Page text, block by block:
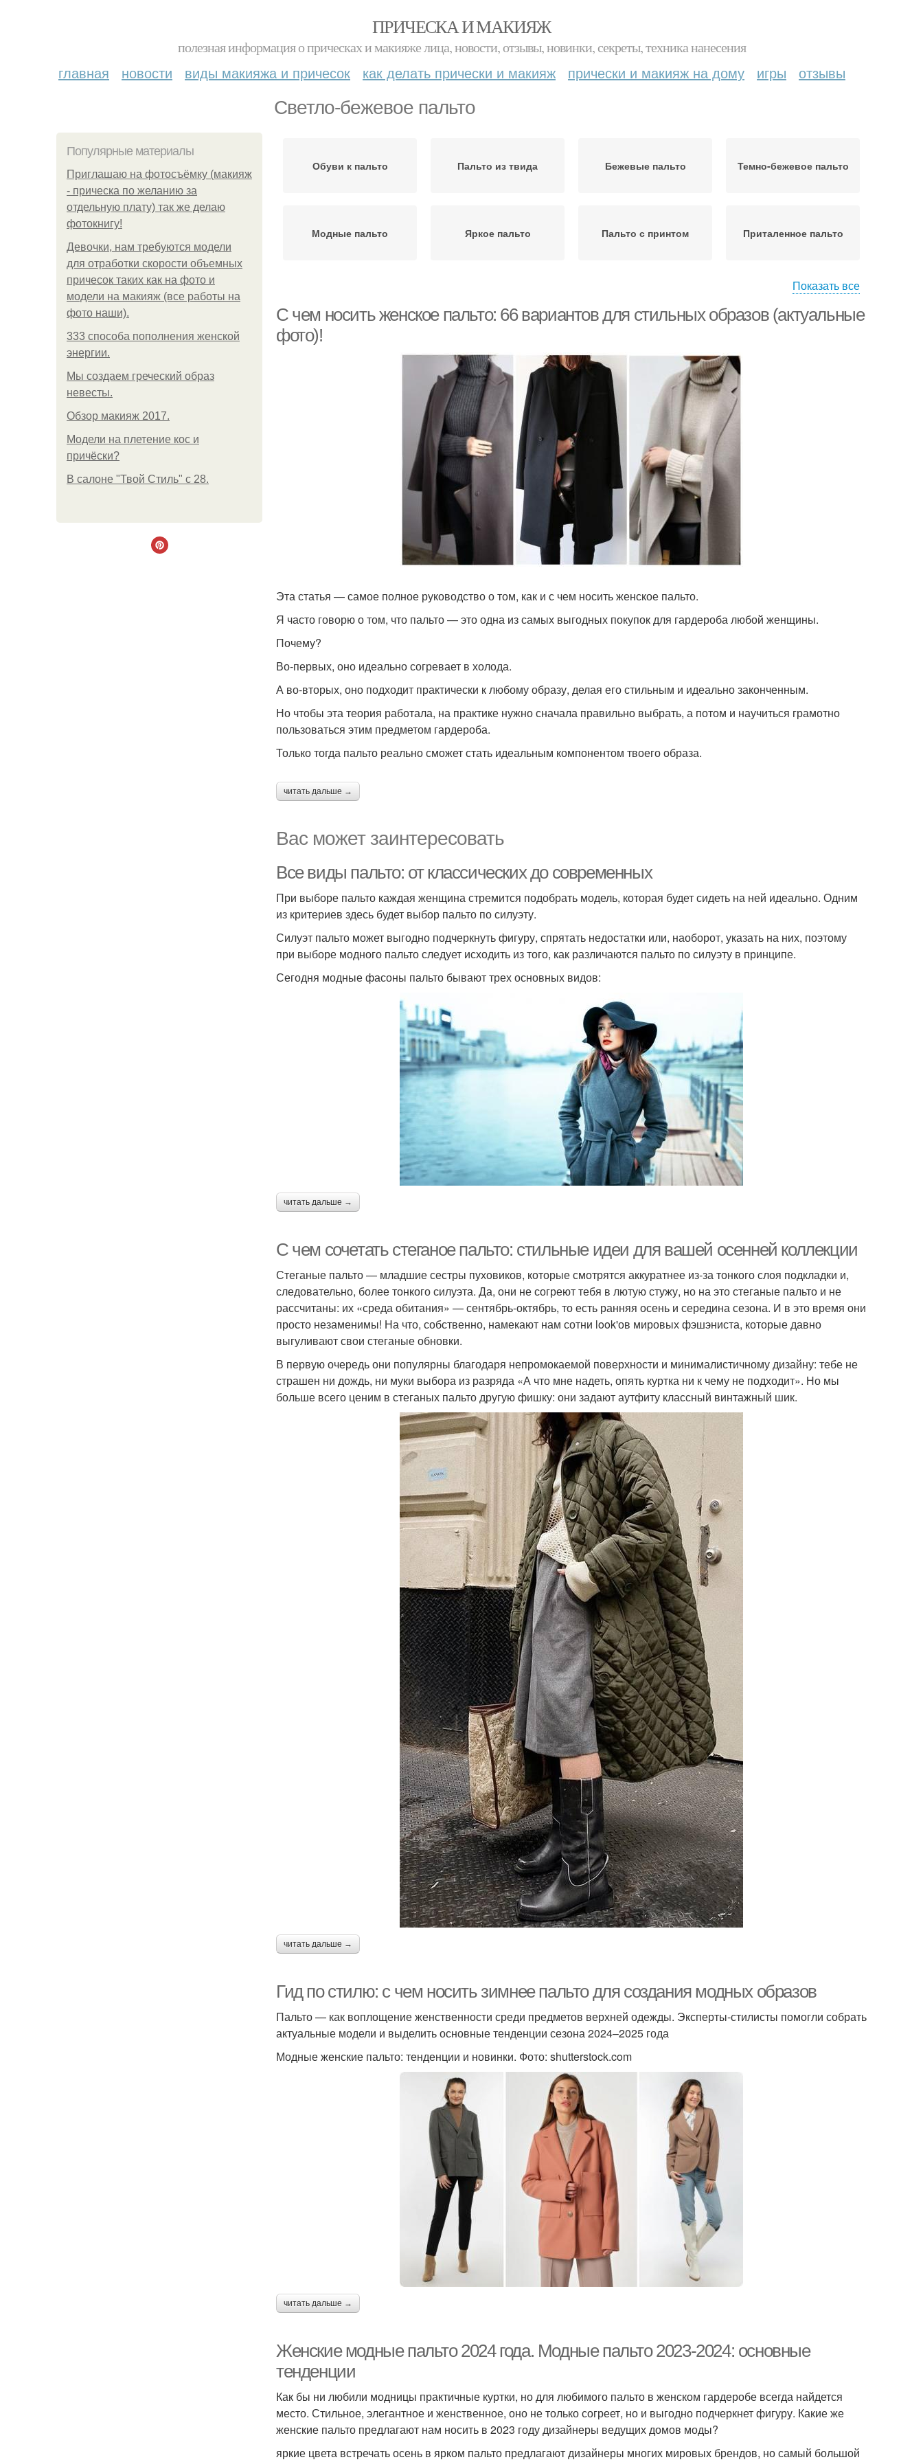
ПРИЧЕСКА И МАКИЯЖ
полезная информация о прическах и макияже лица, новости, отзывы, новинки, секреты, техника нанесения
главная новости виды макияжа и причесок как делать прически и макияж прически и макияж на дому игры отзывы
Светло-бежевое пальто
Популярные материалы
Приглашаю на фотосъёмку (макияж
- прическа по желанию за
отдельную плату) так же делаю
фотокнигу!
Девочки, нам требуются модели
для отработки скорости объемных
причесок таких как на фото и
модели на макияж (все работы на
фото наши).
333 способа пополнения женской
энергии.
Мы создаем греческий образ
невесты.
Обзор макияж 2017.
Модели на плетение кос и
причёски?
В салоне "Твой Стиль" с 28.
Обуви к пальто Пальто из твида Бежевые пальто Темно-бежевое пальто
Модные пальто Яркое пальто Пальто с принтом Приталенное пальто
Показать все
С чем носить женское пальто: 66 вариантов для стильных образов (актуальные
фото)!
Эта статья — самое полное руководство о том, как и с чем носить женское пальто.
Я часто говорю о том, что пальто — это одна из самых выгодных покупок для гардероба любой женщины.
Почему?
Во-первых, оно идеально согревает в холода.
А во-вторых, оно подходит практически к любому образу, делая его стильным и идеально законченным.
Но чтобы эта теория работала, на практике нужно сначала правильно выбрать, а потом и научиться грамотно
пользоваться этим предметом гардероба.
Только тогда пальто реально сможет стать идеальным компонентом твоего образа.
читать дальше →
Вас может заинтересовать
Все виды пальто: от классических до современных
При выборе пальто каждая женщина стремится подобрать модель, которая будет сидеть на ней идеально. Одним
из критериев здесь будет выбор пальто по силуэту.
Силуэт пальто может выгодно подчеркнуть фигуру, спрятать недостатки или, наоборот, указать на них, поэтому
при выборе модного пальто следует исходить из того, как различаются пальто по силуэту в принципе.
Сегодня модные фасоны пальто бывают трех основных видов:
читать дальше →
С чем сочетать стеганое пальто: стильные идеи для вашей осенней коллекции
Стеганые пальто — младшие сестры пуховиков, которые смотрятся аккуратнее из-за тонкого слоя подкладки и,
следовательно, более тонкого силуэта. Да, они не согреют тебя в лютую стужу, но на это стеганые пальто и не
рассчитаны: их «среда обитания» — сентябрь-октябрь, то есть ранняя осень и середина сезона. И в это время они
просто незаменимы! На что, собственно, намекают нам сотни look'ов мировых фэшэниста, которые давно
выгуливают свои стеганые обновки.
В первую очередь они популярны благодаря непромокаемой поверхности и минималистичному дизайну: тебе не
страшен ни дождь, ни муки выбора из разряда «А что мне надеть, опять куртка ни к чему не подходит». Но мы
больше всего ценим в стеганых пальто другую фишку: они задают аутфиту классный винтажный шик.
читать дальше →
Гид по стилю: с чем носить зимнее пальто для создания модных образов
Пальто — как воплощение женственности среди предметов верхней одежды. Эксперты-стилисты помогли собрать
актуальные модели и выделить основные тенденции сезона 2024–2025 года
Модные женские пальто: тенденции и новинки. Фото: shutterstock.com
читать дальше →
Женские модные пальто 2024 года. Модные пальто 2023-2024: основные
тенденции
Как бы ни любили модницы практичные куртки, но для любимого пальто в женском гардеробе всегда найдется
место. Стильное, элегантное и женственное, оно не только согреет, но и выгодно подчеркнет фигуру. Какие же
женские пальто предлагают нам носить в 2023 году дизайнеры ведущих домов моды?
яркие цвета встречать осень в ярком пальто предлагают дизайнеры многих мировых брендов, но самый большой